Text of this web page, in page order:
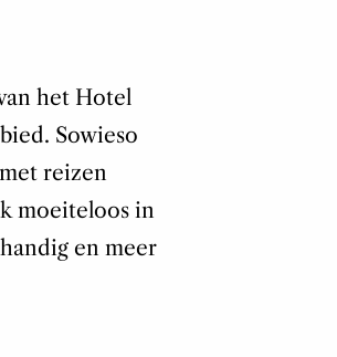
het Hotel
Sowieso
reizen
moeiteloos in
en meer